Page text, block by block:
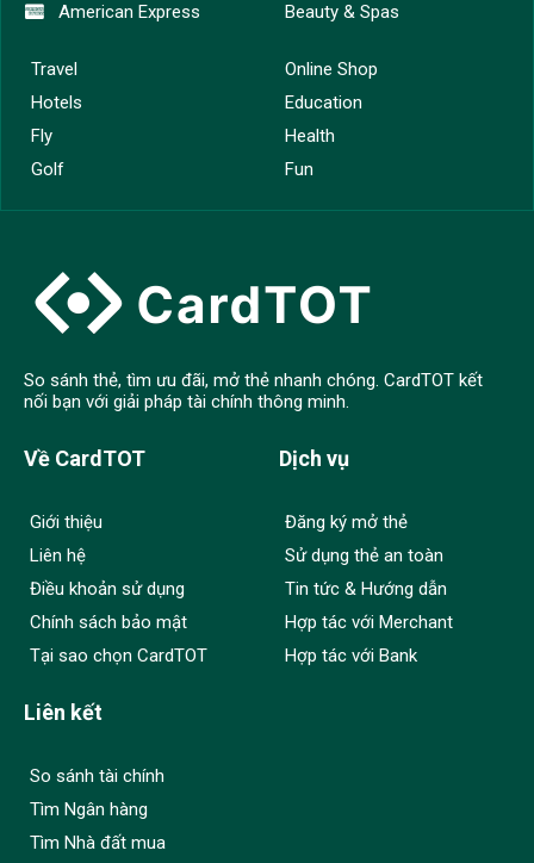
American Express
Beauty & Spas
Travel
Hotels
Fly
Golf
Online Shop
Education
Health
Fun
So sánh thẻ, tìm ưu đãi, mở thẻ nhanh chóng. CardTOT kết
nối bạn với giải pháp tài chính thông minh.
Về CardTOT
Giới thiệu
Liên hệ
Điều khoản sử dụng
Chính sách bảo mật
Tại sao chọn CardTOT
Dịch vụ
Đăng ký mở thẻ
Sử dụng thẻ an toàn
Tin tức & Hướng dẫn
Hợp tác với Merchant
Hợp tác với Bank
Liên kết
So sánh tài chính
Tìm Ngân hàng
Tìm Nhà đất mua